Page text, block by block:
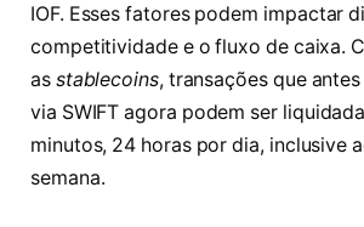
IOF. Esses fatores podem impactar
competitividade e o fluxo de caixa.
as stablecoins, transações que
via SWIFT agora podem ser
minutos, 24 horas por dia, inclusive
semana.